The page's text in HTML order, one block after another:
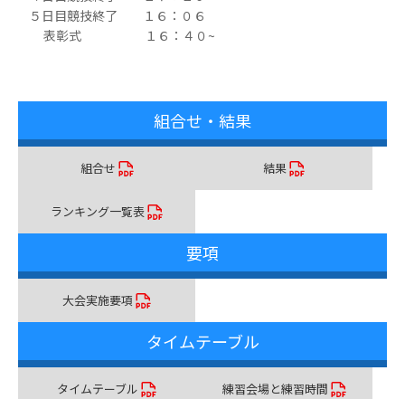
５日目競技終了 １６：０６
表彰式 １６：４０~
組合せ・結果
組合せ 結果
ランキング一覧表
要項
大会実施要項
タイムテーブル
タイムテーブル 練習会場と練習時間